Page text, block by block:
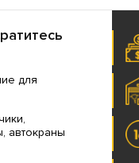
для
автокраны